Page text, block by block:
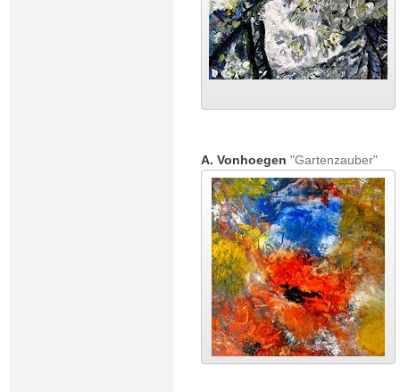
A. Vonhoegen "Gartenzauber"